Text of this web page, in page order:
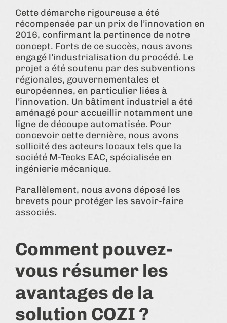
Cette démarche rigoureuse a été
récompensée par un prix de l’innovation en
2016, confirmant la pertinence de notre
concept. Forts de ce succès, nous avons
engagé l’industrialisation du procédé. Le
projet a été soutenu par des subventions
régionales, gouvernementales et
européennes, en particulier liées à
l’innovation. Un bâtiment industriel a été
aménagé pour accueillir notamment une
ligne de découpe automatisée. Pour
concevoir cette dernière, nous avons
sollicité des acteurs locaux tels que la
société M-Tecks EAC, spécialisée en
ingénierie mécanique.
Parallèlement, nous avons déposé les
brevets pour protéger les savoir-faire
associés.
Comment pouvez-
vous résumer les
avantages de la
solution COZI ?